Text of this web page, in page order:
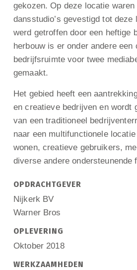
gekozen. Op deze locatie
dansstudio’s gevestigd tot deze
werd getroffen door een heftige
herbouw is er onder andere een
bedrijfsruimte voor twee
gemaakt.
Het gebied heeft een
en creatieve bedrijven en wordt
van een traditioneel
naar een multifunctionele
wonen, creatieve gebruikers,
diverse andere ondersteunende
OPDRACHTGEVER
Nijkerk BV
Warner Bros
OPLEVERING
Oktober 2018
WERKZAAMHEDEN